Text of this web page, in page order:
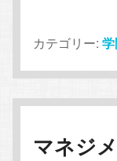
カテゴリー:
マネジ